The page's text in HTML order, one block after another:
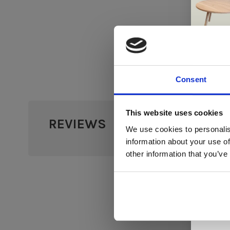
Consent
This website uses cookies
We use cookies to
information about your use
other information that
REVIEWS
0